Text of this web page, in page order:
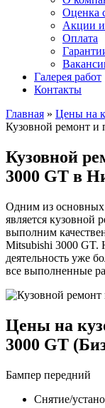
Оценка
Акции
Оплата
Галерея работ
Контакты
Главная » Цены на
Кузовной ремонт и
Кузовной
3000 GT в
Одним из основных
является кузовной
выполним
Mitsubishi 3000 GT.
деятельность уже
все выполненные
Цены на
3000 GT
Бампер передний
Снятие/